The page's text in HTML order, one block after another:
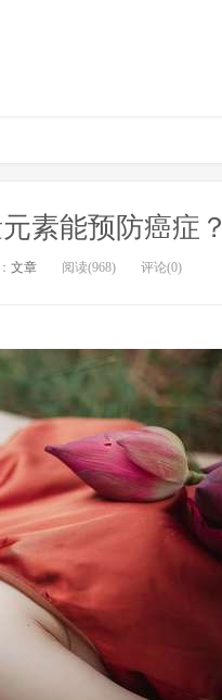
素能预防癌症？
文章 阅读(968) 评论(0)